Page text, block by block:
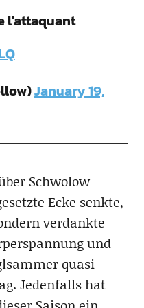
l'attaquant
January 19,
Schwolow
Ecke senkte,
verdankte
und
quasi
Jedenfalls hat